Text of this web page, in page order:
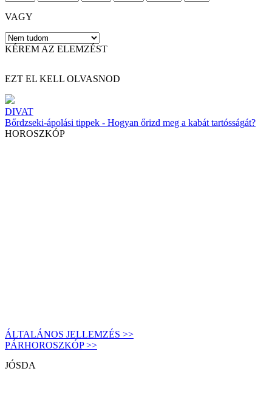
VAGY
KÉREM AZ ELEMZÉST
EZT EL KELL OLVASNOD
DIVAT
Bőrdzseki-ápolási tippek - Hogyan őrizd meg a kabát tartósságát?
HOROSZKÓP
ÁLTALÁNOS JELLEMZÉS >>
PÁRHOROSZKÓP >>
JÓSDA